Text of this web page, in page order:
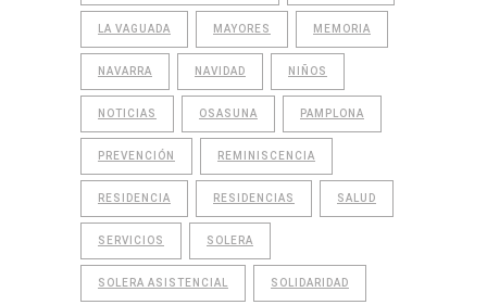
LA VAGUADA MAYORES MEMORIA
NAVARRA NAVIDAD NIÑOS
NOTICIAS OSASUNA PAMPLONA
PREVENCIÓN REMINISCENCIA
RESIDENCIA RESIDENCIAS SALUD
SERVICIOS SOLERA
SOLERA ASISTENCIAL SOLIDARIDAD